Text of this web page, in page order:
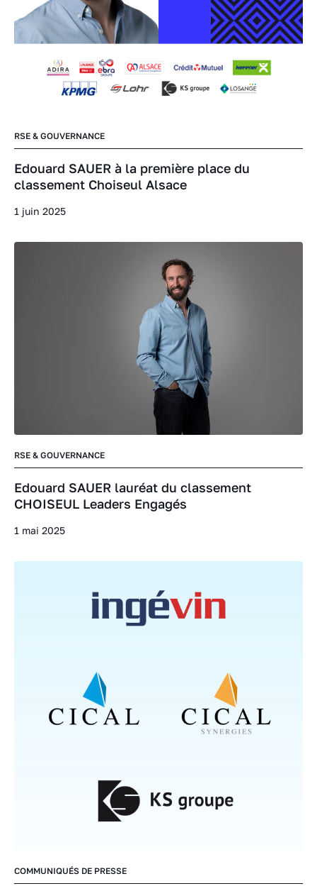
RSE & GOUVERNANCE
Edouard SAUER à la première place du
classement Choiseul Alsace
1 juin 2025
RSE & GOUVERNANCE
Edouard SAUER lauréat du classement
CHOISEUL Leaders Engagés
1 mai 2025
COMMUNIQUÉS DE PRESSE